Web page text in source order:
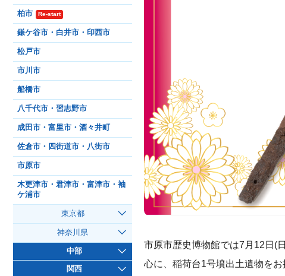
市原市歴史博物館では7月12日(
心に、稲荷台1号墳出土遺物を
柏市 Re-start
鎌ケ谷市・白井市・印西市
松戸市
市川市
船橋市
八千代市・習志野市
成田市・富里市・酒々井町
佐倉市・四街道市・八街市
市原市
木更津市・君津市・富津市・袖
ケ浦市
東京都
神奈川県
中部
関西